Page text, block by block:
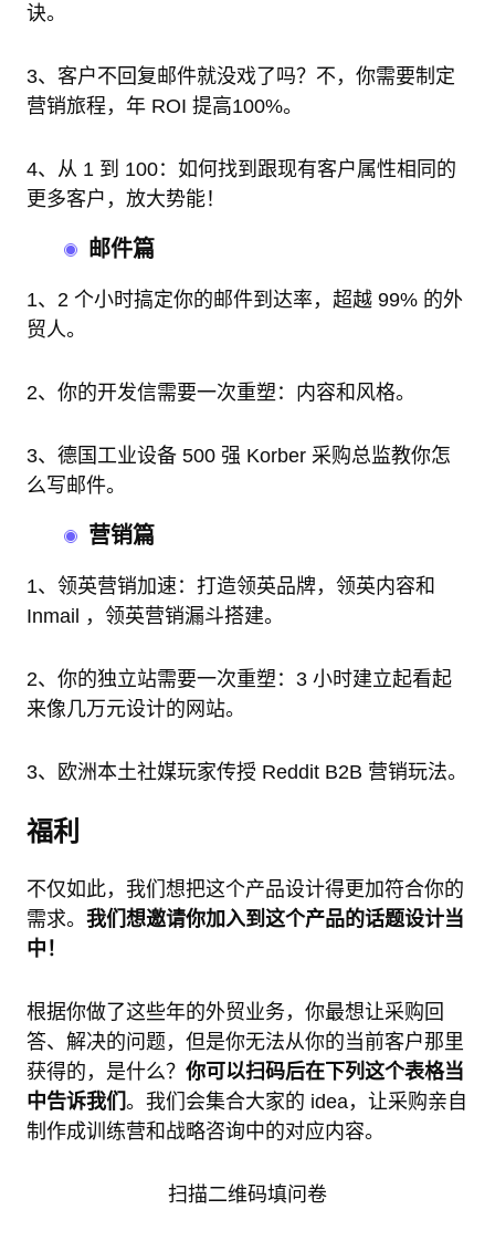
诀。
3、客户不回复邮件就没戏了吗？不，你需要制定
营销旅程，年 ROI 提高100%。
4、从 1 到 100：如何找到跟现有客户属性相同的
更多客户，放大势能！
邮件篇
1、2 个小时搞定你的邮件到达率，超越 99% 的外
贸人。
2、你的开发信需要一次重塑：内容和风格。
3、德国工业设备 500 强 Korber 采购总监教你怎
么写邮件。
营销篇
1、领英营销加速：打造领英品牌，领英内容和
Inmail ，领英营销漏斗搭建。
2、你的独立站需要一次重塑：3 小时建立起看起
来像几万元设计的网站。
3、欧洲本土社媒玩家传授 Reddit B2B 营销玩法。
福利
不仅如此，我们想把这个产品设计得更加符合你的
需求。 我们想邀请你加入到这个产品的话题设计当
中！
根据你做了这些年的外贸业务，你最想让采购回
答、解决的问题，但是你无法从你的当前客户那里
获得的，是什么？ 你可以扫码后在下列这个表格当
中告诉我们。我们会集合大家的 idea，让采购亲自
制作成训练营和战略咨询中的对应内容。
扫描二维码填问卷